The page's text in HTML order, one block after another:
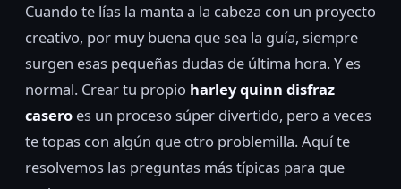
Cuando te lías la manta a la cabeza con un proyecto
creativo, por muy buena que sea la guía, siempre
surgen esas pequeñas dudas de última hora. Y es
normal. Crear tu propio harley quinn disfraz
casero es un proceso súper divertido, pero a veces
te topas con algún que otro problemilla. Aquí te
resolvemos las preguntas más típicas para que